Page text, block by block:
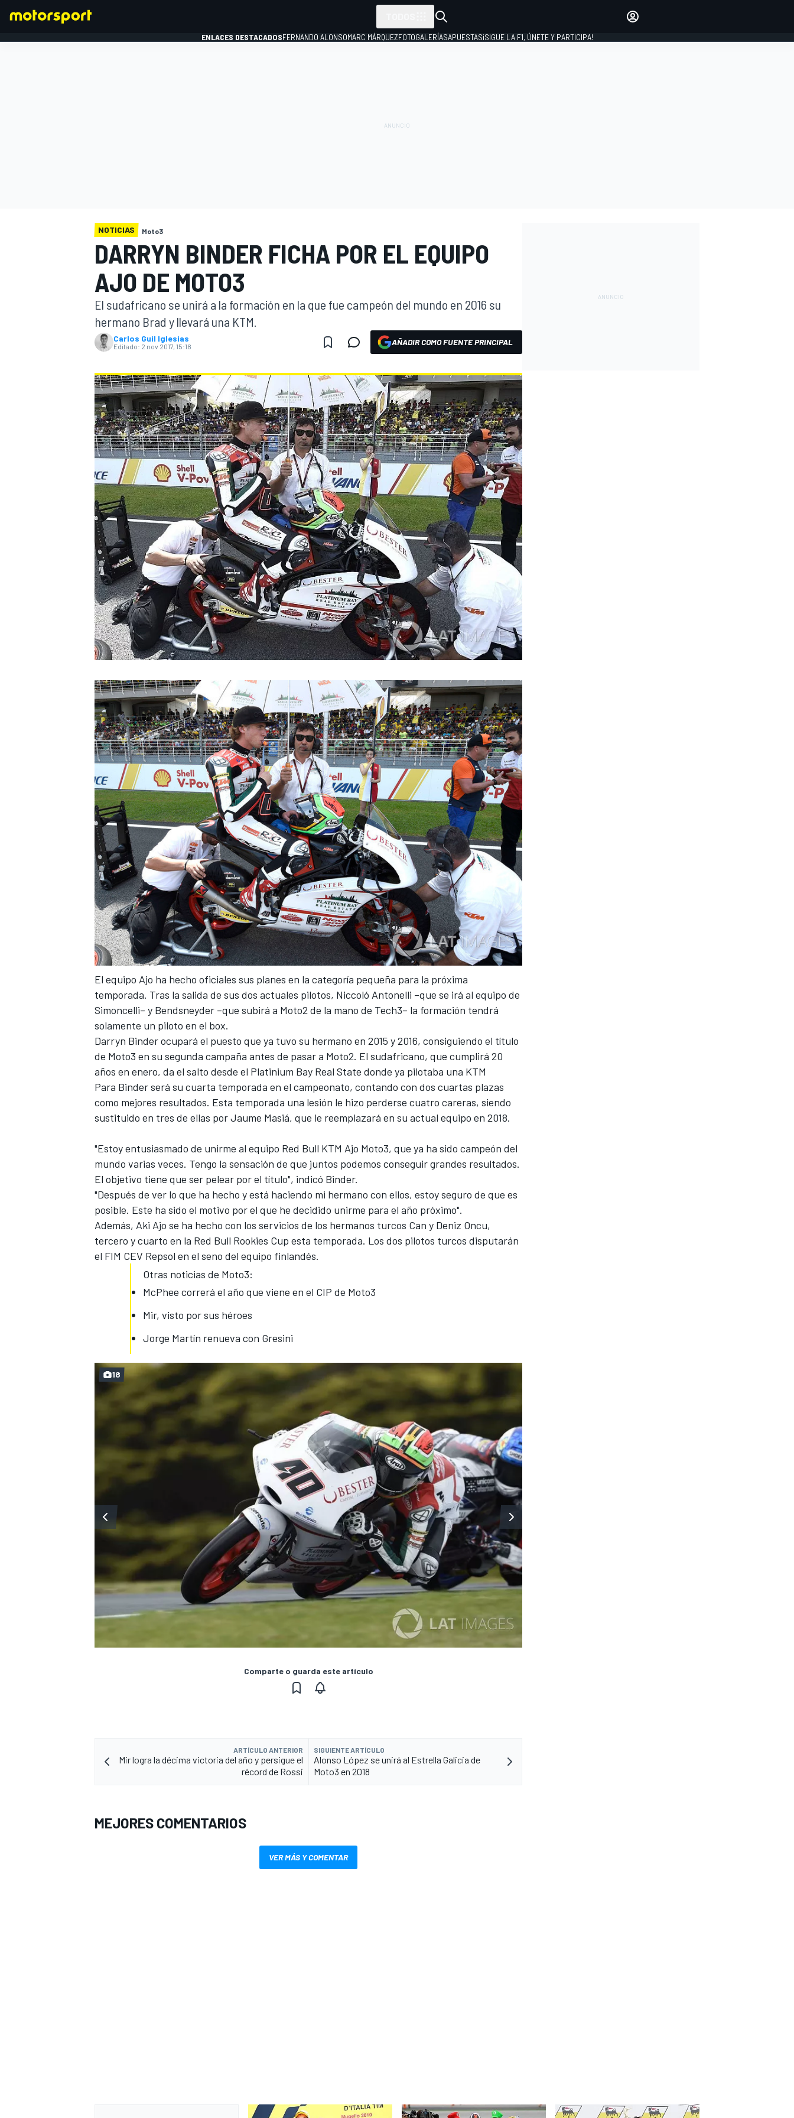
WEC FÓRMULA E
MÁS CATEGORÍAS
ENLACES DESTACADOSFERNANDO ALONSOMARC MÁRQUEZFOTOGALERÍASAPUESTAS¡SIGUE LA F1, ÚNETE Y PARTICIPA!
NOTICIAS Moto3
DARRYN BINDER FICHA POR EL EQUIPO
AJO DE MOTO3
El sudafricano se unirá a la formación en la que fue campeón del mundo en 2016 su
hermano Brad y llevará una KTM.
Carlos Guil Iglesias
Editado: 2 nov 2017, 15:18 AÑADIR COMO FUENTE PRINCIPAL
El equipo Ajo ha hecho oficiales sus planes en la categoría pequeña para la próxima
temporada. Tras la salida de sus dos actuales pilotos, Niccoló Antonelli –que se irá al equipo de
Simoncelli– y Bendsneyder –que subirá a Moto2 de la mano de Tech3– la formación tendrá
solamente un piloto en el box.
Darryn Binder ocupará el puesto que ya tuvo su hermano en 2015 y 2016, consiguiendo el título
de Moto3 en su segunda campaña antes de pasar a Moto2. El sudafricano, que cumplirá 20
años en enero, da el salto desde el Platinium Bay Real State donde ya pilotaba una KTM
Para Binder será su cuarta temporada en el campeonato, contando con dos cuartas plazas
como mejores resultados. Esta temporada una lesión le hizo perderse cuatro careras, siendo
sustituido en tres de ellas por Jaume Masiá, que le reemplazará en su actual equipo en 2018.
"Estoy entusiasmado de unirme al equipo Red Bull KTM Ajo Moto3, que ya ha sido campeón del
mundo varias veces. Tengo la sensación de que juntos podemos conseguir grandes resultados.
El objetivo tiene que ser pelear por el título", indicó Binder.
"Después de ver lo que ha hecho y está haciendo mi hermano con ellos, estoy seguro de que es
posible. Este ha sido el motivo por el que he decidido unirme para el año próximo".
Además, Aki Ajo se ha hecho con los servicios de los hermanos turcos Can y Deniz Oncu,
tercero y cuarto en la Red Bull Rookies Cup esta temporada. Los dos pilotos turcos disputarán
el FIM CEV Repsol en el seno del equipo finlandés.
Otras noticias de Moto3:
McPhee correrá el año que viene en el CIP de Moto3
Mir, visto por sus héroes
Jorge Martín renueva con Gresini
18
Comparte o guarda este artículo
ARTÍCULO ANTERIOR
Mir logra la décima victoria del año y persigue el
récord de Rossi
SIGUIENTE ARTÍCULO
Alonso López se unirá al Estrella Galicia de
Moto3 en 2018
MEJORES COMENTARIOS
VER MÁS Y COMENTAR